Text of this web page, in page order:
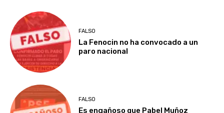
FALSO
La Fenocin no ha convocado a un
paro nacional
FALSO
Es engañoso que Pabel Muñoz